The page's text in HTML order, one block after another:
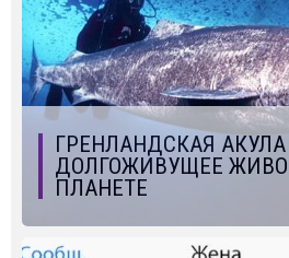
ГРЕНЛАНДСКАЯ
ДОЛГОЖИВУЩЕЕ
ПЛАНЕТЕ